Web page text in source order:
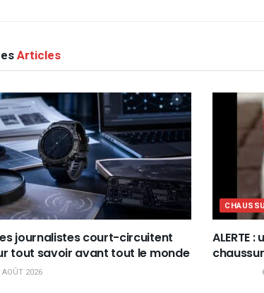
Articles
journalistes court-circuitent
tout savoir avant tout le monde
2026
ALERTE